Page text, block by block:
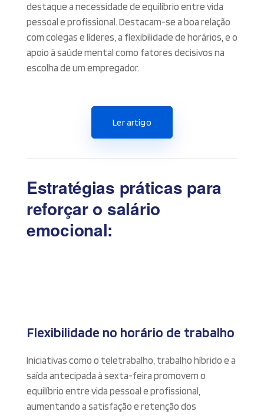
destaque a necessidade de equilíbrio entre vida
pessoal e profissional. Destacam-se a boa relação
com colegas e líderes, a flexibilidade de horários, e o
apoio à saúde mental como fatores decisivos na
escolha de um empregador.
Ler artigo
Estratégias práticas para
reforçar o salário
emocional:
Flexibilidade no horário de trabalho
Iniciativas como o teletrabalho, trabalho híbrido e a
saída antecipada à sexta-feira promovem o
equilíbrio entre vida pessoal e profissional,
aumentando a satisfação e retenção dos